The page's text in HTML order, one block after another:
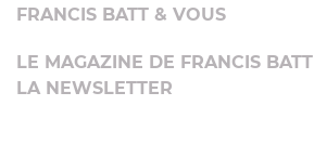
FRANCIS BATT & VOUS
LE MAGAZINE DE FRANCIS BATT
LA NEWSLETTER